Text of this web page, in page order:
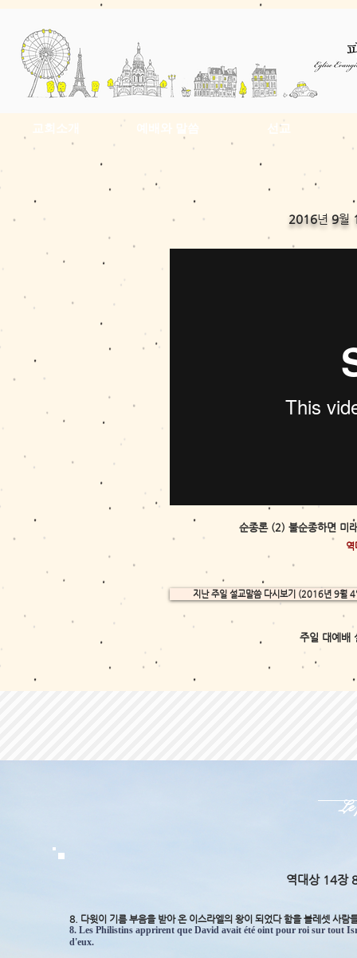
선교
2016년 9월
순종론 (2) 불순종하면 미
지난 주일 설교말씀 다시보기 (2016년 9월 4
주일 대예배
Le
역대상 14장
8. 다윗이 기름 부음을 받아 온 이스라엘의 왕이 되었다 함을 블레셋 사
8. Les Philistins apprirent que David avait été oint pour roi sur tout
d'eux.